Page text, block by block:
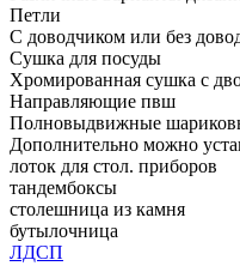
Петли
С доводчиком или без
Сушка для посуды
Хромированная сушка с
Направляющие пвш
Полновыдвижные
Дополнительно можно
лоток для стол. приборов
тандембоксы
столешница из камня
бутылочница
ЛДСП